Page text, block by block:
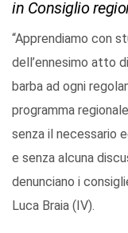
in Consiglio
“Apprendiamo con
dell’ennesimo atto
barba ad ogni
programma
senza il necessario
e senza alcuna
denunciano i
Luca Braia (IV).